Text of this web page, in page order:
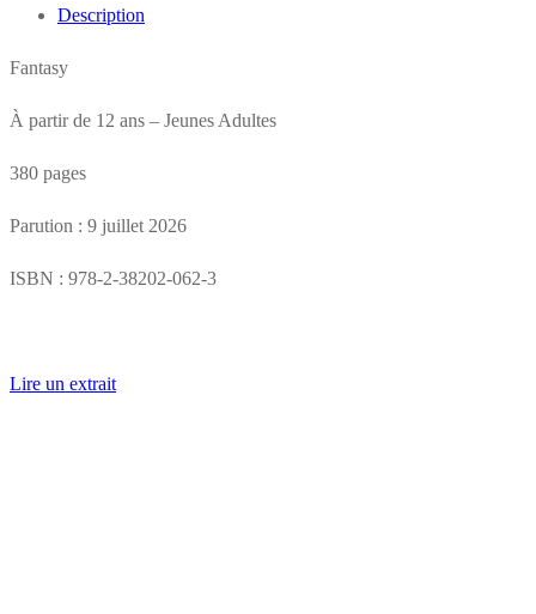
Rêves
Description
Fantasy
À partir de 12 ans – Jeunes Adultes
380 pages
Parution : 9 juillet 2026
ISBN : 978-2-38202-062-3
Lire un extrait